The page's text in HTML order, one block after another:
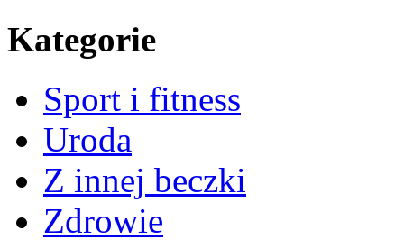
Kategorie
Sport i fitness
Uroda
Z innej beczki
Zdrowie